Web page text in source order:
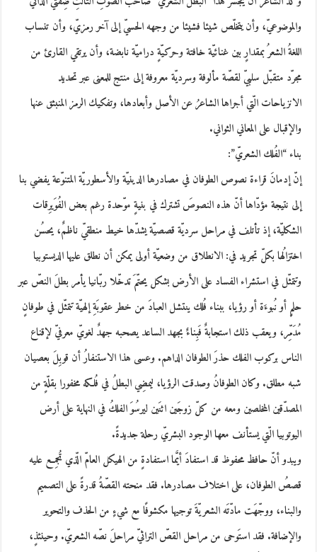
والموضوعيّ، وأن يتخلّص شيئا فشيئا من وجهه الحسيّ إلى آخر رمزيّ، وأن تنساب
اللغةُ الشعرُ بمقدارٍ بين غنائيّة خافتة وحركيّةٍ دراميّة نابضة، وأن يرتقي القارئ من
مجرّد متقبّل سلبيّ لقصّة مألوفة وسرديّة معروفة إلى منتج للمعنى عبر تحديد
الانزياحات الّتي أجراها الشاعرُ عن الأصل وأبعادها، وتفكيك الرمز المنبثق عنها
والإقبال على المعاني الثواني.
بناء “الفُلك الشعريّ”:
إنّ إدمانَ قراءة نصوص الطوفان في مصادرها الدينيّة والأسطوريّة المتنوّعة يفضي بنا
إلى نتيجة مؤدّاها أنّ هذه النصوصَ تشترك في بنيةٍ موّحدة رغم بعض الفُوَيرِقات
الشكليّة، إذ تأتلف في مراحل سرديّة قصصيّة يشدّها خيط منطقيّ ناظمٌ، يحسُن
اختزالُها بكلّ تجريد في: الانطلاق من وضعيّة أولى يمكن أن نطلق عليها الديستوبيا
وتتمثّل في استشراء الفساد على الأرض بشكل يحتّمَ تدخّلا ربّانيا يأمر بطلَ النصّ عبر
حلمٍ أو نُبوءَة أو رؤيا، ببناء فُلك ينتشل العبادَ من خطر عقوبَةِ إلهيّة تتمثّل في طوفانٍ
مُدَمِّر، ويعقب ذلك استجابةٌ فَبِناءٌ بجهد الساعد يصحبه جهدٌ لغويّ معرفيّ لإقناع
الناس بركوب الفلك حذرَ الطوفان الداهم. وعسى هذا الاستنفارُ أن قوبِلَ بعصيان
شبه مطلق. وكان الطوفانُ وصدقت الرؤيا، ليمضِي البطلُ في فُلكه مخفورا بقلّةٍ من
المصدّقين المخلصين ومعه من كلّ زوجَين اثنَين ليرسُوَ الفلكُ في النهاية على أرض
اليوتوبيا الّتي يستأنف معها الوجود البشريّ رحلة جديدةً.
ويبدو أنّ حافظ محفوظ قد استفادَ أيَّما استفادةٍ من الهيكل العامّ الّذي تُجمِع عليه
قصصُ الطوفان، على اختلاف مصادرها. فقد منحته القصّةُ قدرةً على التصميم
والبناء، ووجّهَت مادّتَه الشعريّةَ توجيها مكشوفًا مع شيءٍ من الحذف والتحوير
والإضافة. فقد استَوحى من مراحل القصّ التراثيّ مراحلَ نصّه الشعريّ. وحينئذٍ،